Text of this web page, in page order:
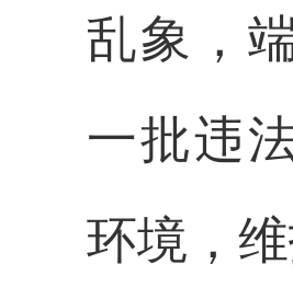
乱象，
一批违
环境，